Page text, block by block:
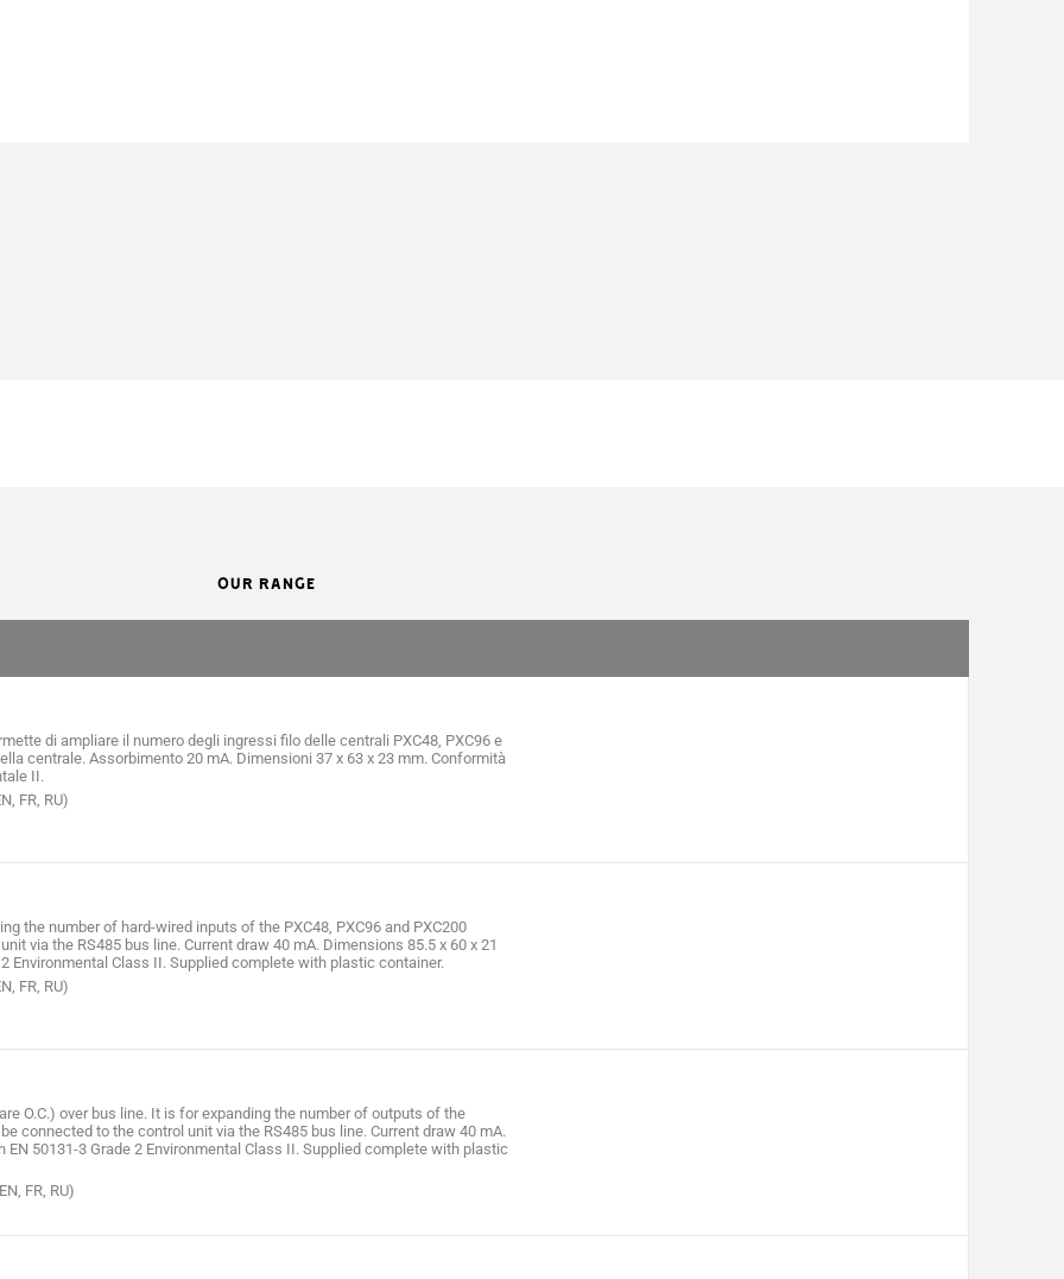
OUR RANGE
di ampliare il numero degli ingressi filo delle centrali PXC48, PXC96 e
centrale. Assorbimento 20 mA. Dimensioni 37 x 63 x 23 mm. Conformità
II.
FR, RU)
the number of hard-wired inputs of the PXC48, PXC96 and PXC200
via the RS485 bus line. Current draw 40 mA. Dimensions 85.5 x 60 x 21
Environmental Class II. Supplied complete with plastic container.
FR, RU)
O.C.) over bus line. It is for expanding the number of outputs of the
connected to the control unit via the RS485 bus line. Current draw 40 mA.
50131-3 Grade 2 Environmental Class II. Supplied complete with plastic
FR, RU)